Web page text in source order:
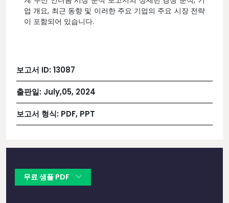
업 개요, 최근 동향 및 이러한 주요 기업의 주요 시장 전략
이 포함되어 있습니다.
보고서 ID:13087
출판일: July,05, 2024
보고서 형식: PDF, PPT
무료 샘플 PDF